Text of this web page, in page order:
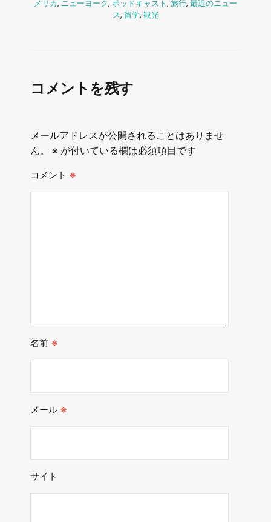
メリカ, ニューヨーク, ポッドキャスト, 旅行, 最近のニュー
ス, 留学, 観光
コメントを残す
メールアドレスが公開されることはありませ
ん。
※が付いている欄は必須項目です
コメント ※
名前 ※
メール ※
サイト